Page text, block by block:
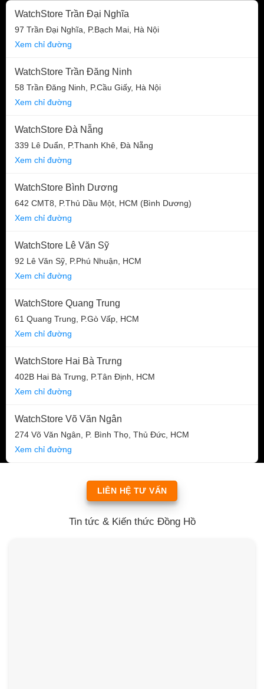
WatchStore Trần Đại Nghĩa
97 Trần Đại Nghĩa, P.Bạch Mai, Hà Nội
Xem chỉ đường
WatchStore Trần Đăng Ninh
58 Trần Đăng Ninh, P.Cầu Giấy, Hà Nội
Xem chỉ đường
WatchStore Đà Nẵng
339 Lê Duẩn, P.Thanh Khê, Đà Nẵng
Xem chỉ đường
WatchStore Bình Dương
642 CMT8, P.Thủ Dầu Một, HCM (Bình Dương)
Xem chỉ đường
WatchStore Lê Văn Sỹ
92 Lê Văn Sỹ, P.Phú Nhuận, HCM
Xem chỉ đường
WatchStore Quang Trung
61 Quang Trung, P.Gò Vấp, HCM
Xem chỉ đường
WatchStore Hai Bà Trưng
402B Hai Bà Trưng, P.Tân Định, HCM
Xem chỉ đường
WatchStore Võ Văn Ngân
274 Võ Văn Ngân, P. Bình Thọ, Thủ Đức, HCM
Xem chỉ đường
LIÊN HỆ TƯ VẤN
Tin tức & Kiến thức Đồng Hồ